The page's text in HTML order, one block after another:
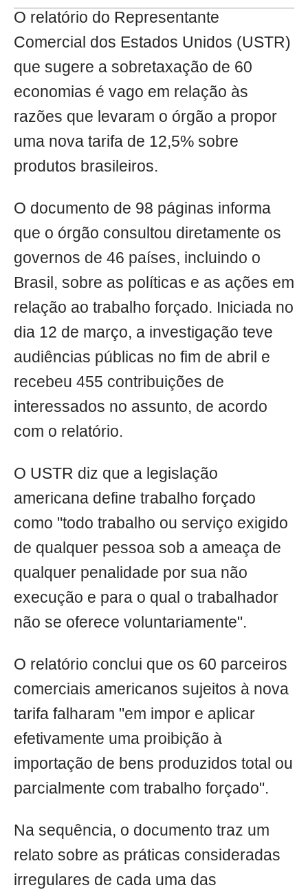
O relatório do Representante
Comercial dos Estados Unidos (USTR)
que sugere a sobretaxação de 60
economias é vago em relação às
razões que levaram o órgão a propor
uma nova tarifa de 12,5% sobre
produtos brasileiros.
O documento de 98 páginas informa
que o órgão consultou diretamente os
governos de 46 países, incluindo o
Brasil, sobre as políticas e as ações em
relação ao trabalho forçado. Iniciada no
dia 12 de março, a investigação teve
audiências públicas no fim de abril e
recebeu 455 contribuições de
interessados no assunto, de acordo
com o relatório.
O USTR diz que a legislação
americana define trabalho forçado
como "todo trabalho ou serviço exigido
de qualquer pessoa sob a ameaça de
qualquer penalidade por sua não
execução e para o qual o trabalhador
não se oferece voluntariamente".
O relatório conclui que os 60 parceiros
comerciais americanos sujeitos à nova
tarifa falharam "em impor e aplicar
efetivamente uma proibição à
importação de bens produzidos total ou
parcialmente com trabalho forçado".
Na sequência, o documento traz um
relato sobre as práticas consideradas
irregulares de cada uma das